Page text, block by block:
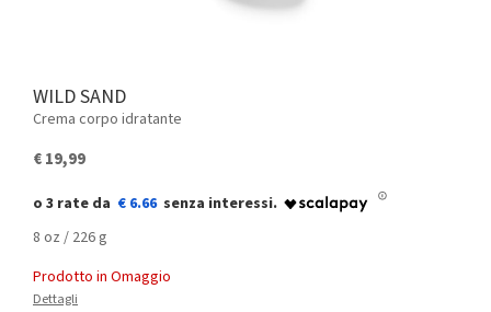
WILD SAND
Crema corpo idratante
€ 19,99
€ 6.66
8 oz / 226 g
Prodotto in Omaggio
Dettagli